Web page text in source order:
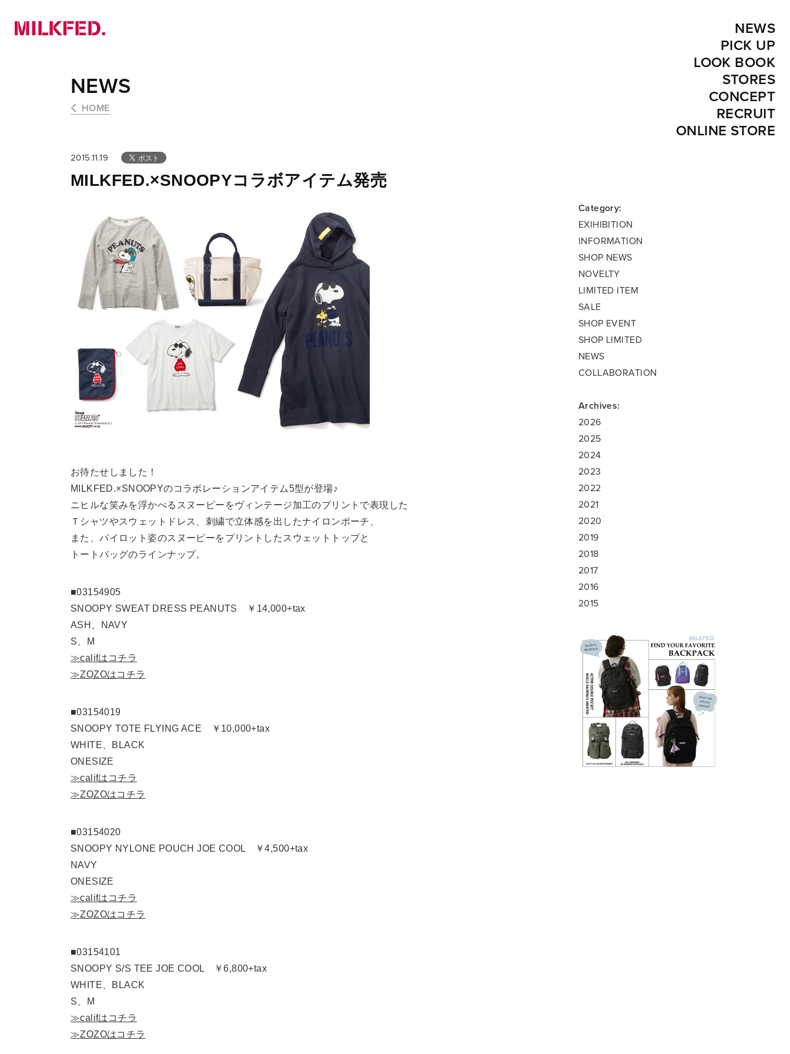
NEWS
PICK UP
LOOK BOOK
STORES
CONCEPT
RECRUIT
ONLINE STORE
NEWS
HOME
2015.11.19
MILKFED.×SNOOPYコラボアイテム発売
お待たせしました！
MILKFED.×SNOOPYのコラボレーションアイテム5型が登場♪
ニヒルな笑みを浮かべるスヌーピーをヴィンテージ加工のプリントで表現した
Ｔシャツやスウェットドレス、刺繍で立体感を出したナイロンポーチ、
また、パイロット姿のスヌーピーをプリントしたスウェットトップと
トートバッグのラインナップ。
■03154905
SNOOPY SWEAT DRESS PEANUTS ￥14,000+tax
ASH、NAVY
S、M
≫califはコチラ
≫ZOZOはコチラ
■03154019
SNOOPY TOTE FLYING ACE ￥10,000+tax
WHITE、BLACK
ONESIZE
≫califはコチラ
≫ZOZOはコチラ
■03154020
SNOOPY NYLONE POUCH JOE COOL ￥4,500+tax
NAVY
ONESIZE
≫califはコチラ
≫ZOZOはコチラ
■03154101
SNOOPY S/S TEE JOE COOL ￥6,800+tax
WHITE、BLACK
S、M
≫califはコチラ
≫ZOZOはコチラ
Category:
EXIHIBITION
INFORMATION
SHOP NEWS
NOVELTY
LIMITED ITEM
SALE
SHOP EVENT
SHOP LIMITED
NEWS
COLLABORATION
Archives:
2026
2025
2024
2023
2022
2021
2020
2019
2018
2017
2016
2015